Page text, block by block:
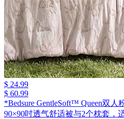
$ 24.99
$ 60.99
*Bedsure GentleSoft™ Queen双
90×90吋透气舒适被与2个枕套，